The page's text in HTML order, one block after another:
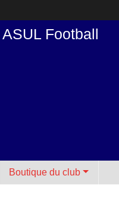
Football
Boutique du club